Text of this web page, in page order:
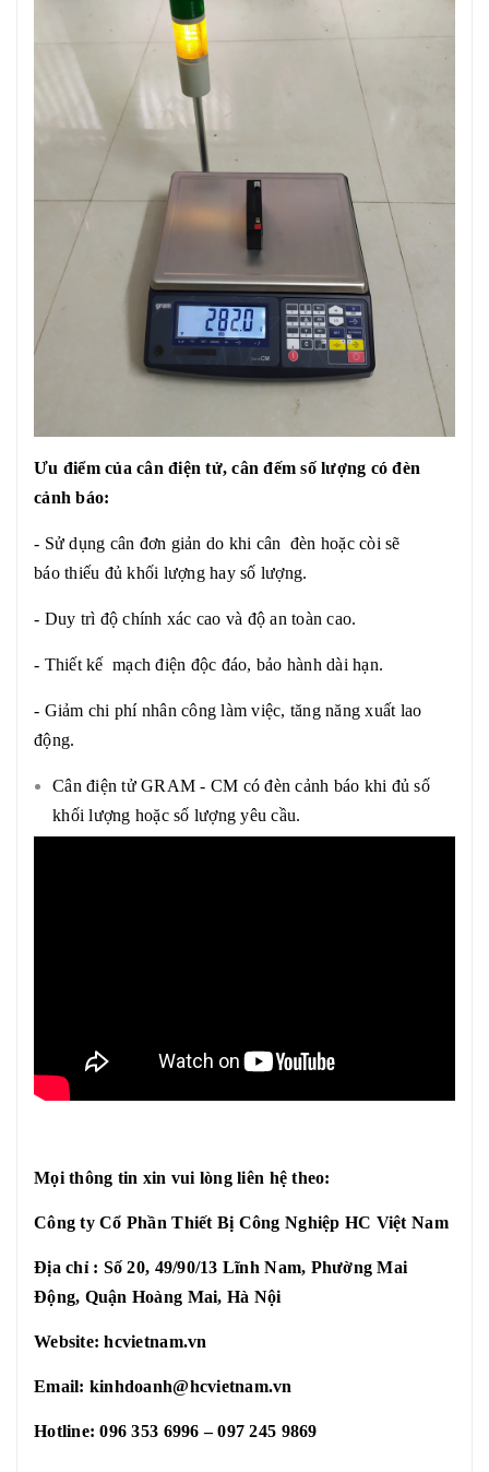
Ưu điểm của cân điện tử, cân đếm số lượng có đèn
cảnh báo:
- Sử dụng cân đơn giản do khi cân đèn hoặc còi sẽ
báo thiếu đủ khối lượng hay số lượng.
- Duy trì độ chính xác cao và độ an toàn cao.
- Thiết kế mạch điện độc đáo, bảo hành dài hạn.
- Giảm chi phí nhân công làm việc, tăng năng xuất lao
động.
Cân điện tử GRAM - CM có đèn cảnh báo khi đủ số
khối lượng hoặc số lượng yêu cầu.
Mọi thông tin xin vui lòng liên hệ theo:
Công ty Cổ Phần Thiết Bị Công Nghiệp HC Việt Nam
Địa chỉ : Số 20, 49/90/13 Lĩnh Nam, Phường Mai
Động, Quận Hoàng Mai, Hà Nội
Website:hcvietnam.vn
Email: kinhdoanh@hcvietnam.vn
Hotline: 096 353 6996 – 097 245 9869